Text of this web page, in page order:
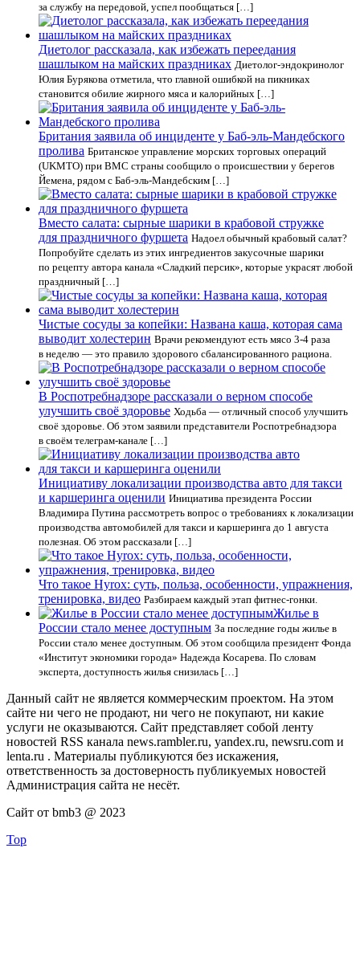
за службу на передовой, успел пообщаться […]
Диетолог рассказала, как избежать переедания
шашлыком на майских праздниках Диетолог-эндокринолог
Юлия Бурякова отметила, что главной ошибкой на пикниках
становится обилие жирного мяса и калорийных […]
Британия заявила об инциденте у Баб-эль-Мандебского
пролива Британское управление морских торговых операций
(UKMTO) при ВМС страны сообщило о происшествии у берегов
Йемена, рядом с Баб-эль-Мандебским […]
Вместо салата: сырные шарики в крабовой стружке
для праздничного фуршета Надоел​‍​‌‍​‍‌ обычный крабовый салат?
Попробуйте сделать из этих ингредиентов закусочные шарики
по рецепту автора канала «Сладкий персик», которые украсят любой
праздничный […]
Чистые сосуды за копейки: Названа каша, которая сама
выводит холестерин Врачи рекомендуют есть мясо 3-4 раза
в неделю — это правило здорового сбалансированного рациона.
В Роспотребнадзоре рассказали о верном способе
улучшить своё здоровье Ходьба — отличный способ улучшить
своё здоровье. Об этом заявили представители Роспотребнадзора
в своём телеграм-канале […]
Инициативу локализации производства авто для такси
и каршеринга оценили Инициатива президента России
Владимира Путина рассмотреть вопрос о требованиях к локализации
производства автомобилей для такси и каршеринга до 1 августа
полезная. Об этом рассказали […]
Что такое Hyrox: суть, польза, особенности, упражнения,
тренировка, видео Разбираем каждый этап фитнес-гонки.
Жилье в
России стало менее доступным За последние годы жилье в
России стало менее доступным. Об этом сообщила президент Фонда
«Институт экономики города» Надежда Косарева. По словам
эксперта, доступность жилья снизилась […]
Данный сайт не является коммерческим проектом. На этом
сайте ни чего не продают, ни чего не покупают, ни какие
услуги не оказываются. Сайт представляет собой ленту
новостей RSS канала news.rambler.ru, yandex.ru, newsru.com и
lenta.ru . Материалы публикуются без искажения,
ответственность за достоверность публикуемых новостей
Администрация сайта не несёт.
Сайт от bmb3 @ 2023
Top